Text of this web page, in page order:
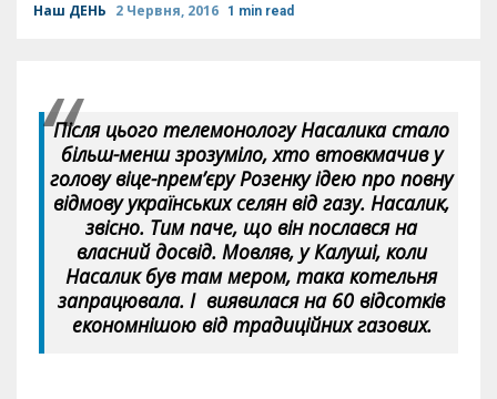
Наш ДЕНЬ 2 Червня, 2016 1 min read
Після цього телемонологу Насалика стало
більш-менш зрозуміло, хто втовкмачив у
голову віце-прем’єру Розенку ідею про повну
відмову українських селян від газу. Насалик,
звісно. Тим паче, що він послався на
власний досвід. Мовляв, у Калуші, коли
Насалик був там мером, така котельня
запрацювала. І виявилася на 60 відсотків
економнішою від традиційних газових.